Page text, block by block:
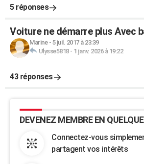
5 réponses
Voiture ne démarre plus Avec
Marine- 5 juil. 2017 à 23:39
Ulysse5818- 1 janv. 2026 à 19:22
43 réponses
DEVENEZ MEMBRE EN
Connectez-vous
partagent vos intérêts